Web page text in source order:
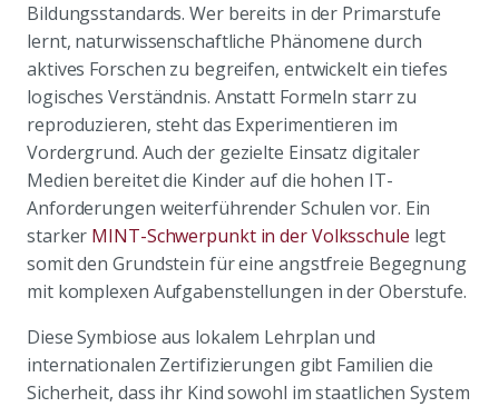
Bildungsstandards. Wer bereits in der Primarstufe
lernt, naturwissenschaftliche Phänomene durch
aktives Forschen zu begreifen, entwickelt ein tiefes
logisches Verständnis. Anstatt Formeln starr zu
reproduzieren, steht das Experimentieren im
Vordergrund. Auch der gezielte Einsatz digitaler
Medien bereitet die Kinder auf die hohen IT-
Anforderungen weiterführender Schulen vor. Ein
starker MINT-Schwerpunkt in der Volksschule legt
somit den Grundstein für eine angstfreie Begegnung
mit komplexen Aufgabenstellungen in der Oberstufe.
Diese Symbiose aus lokalem Lehrplan und
internationalen Zertifizierungen gibt Familien die
Sicherheit, dass ihr Kind sowohl im staatlichen System